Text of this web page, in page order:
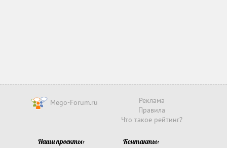
Mego-Forum.ru
Реклама
Правила
Что такое рейтинг?
Наши проекты:
Контакты: